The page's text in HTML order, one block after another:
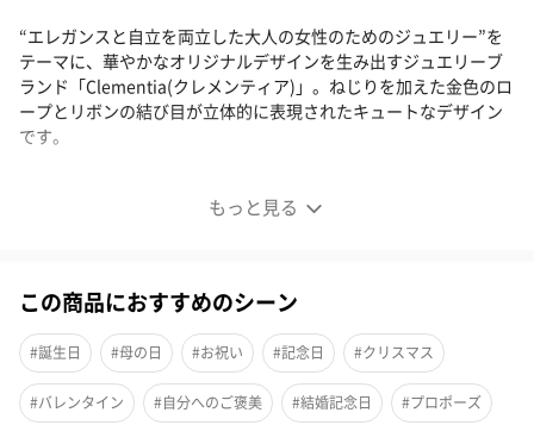
もっと見る
“エレガンスと自立を両立した大人の女性のためのジュエリー”を
テーマに、華やかなオリジナルデザインを生み出すジュエリーブ
ランド「Clementia(クレメンティア)」。ねじりを加えた金色のロ
ープとリボンの結び目が立体的に表現されたキュートなデザイン
です。
たまらなく愛らしいリボンモチーフのピアス
この商品におすすめのシーン
#誕生日 #母の日 #お祝い #記念日 #クリスマス
#バレンタイン #自分へのご褒美 #結婚記念日 #プロポーズ